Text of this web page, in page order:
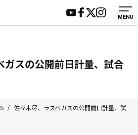
MENU
施設紹介
会員様の声
サポーター募集
ガスの公開前日計量、試合
/ 佐々木尽、ラスベガスの公開前日計量、試